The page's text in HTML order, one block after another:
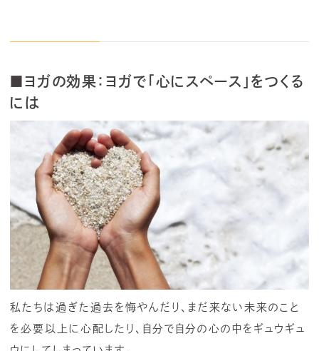
■ヨガの効果：ヨガで「心にスペース」をつくる
には
私たちは過ぎた過去を悔やんだり、まだ来ない未来のこと
を必要以上に心配したり、自分で自分の心の中をギュウギュ